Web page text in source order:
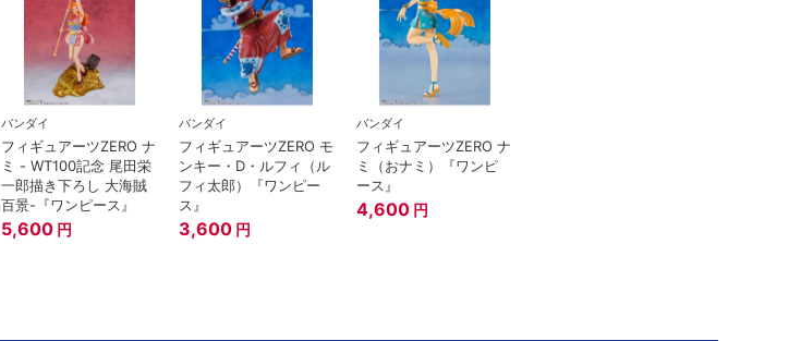
バンダイ
フィギュアーツZERO ナ
ミ - WT100記念 尾田栄
一郎描き下ろし 大海賊
百景-『ワンピース』
5,600 円
バンダイ
フィギュアーツZERO モ
ンキー・D・ルフィ（ル
フィ太郎）『ワンピー
ス』
3,600 円
バンダイ
フィギュアーツZERO ナ
ミ（おナミ）『ワンピ
ース』
4,600 円